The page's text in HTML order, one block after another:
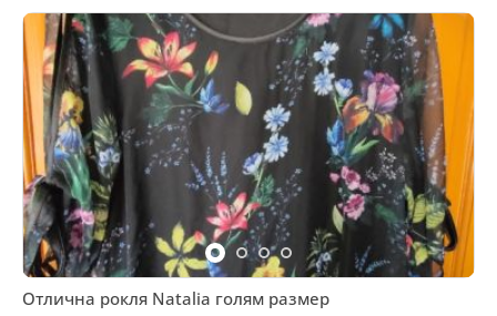
Отлична рокля Natalia голям размер